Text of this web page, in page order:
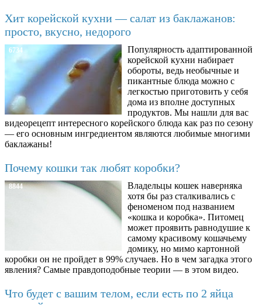
Хит корейской кухни — салат из баклажанов:
просто, вкусно, недорого
6734
Популярность адаптированной
корейской кухни набирает
обороты, ведь необычные и
пикантные блюда можно с
легкостью приготовить у себя
дома из вполне доступных
продуктов. Мы нашли для вас
видеорецепт интересного корейского блюда как раз по сезону
— его основным ингредиентом являются любимые многими
баклажаны!
Почему кошки так любят коробки?
8844
Владельцы кошек наверняка
хотя бы раз сталкивались с
феноменом под названием
«кошка и коробка». Питомец
может проявить равнодушие к
самому красивому кошачьему
домику, но мимо картонной
коробки он не пройдет в 99% случаев. Но в чем загадка этого
явления? Самые правдоподобные теории — в этом видео.
Что будет с вашим телом, если есть по 2 яйца